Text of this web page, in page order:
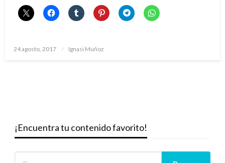
Publicado
24 agosto, 2017 Ignasi Muñoz
¡Encuentra tu contenido favorito!